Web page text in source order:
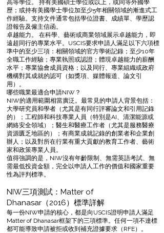
高等學位。 持有美國碩士學位或以上，或同等外國學
歷；或持有美國學士學位加至少5年相關領域的漸進式工
作經驗。支持文件通常包括學位證書、成績單、學歷認
證報告及僱主信函。
卓越能力。 在科學、藝術或商業領域展示卓越能力，即
遠超同行的專業水平。USCIS要求申請人滿足以下六項標
準中的至少三項：相關領域的官方學術記錄；至少10年
全職工作經驗；專業執照或認證；體現卓越能力的薪酬
水平；專業協會成員資格；以及同行、專業組織或政府
機構對其成就的認可（如獎項、媒體報道、論文引
用）。
哪些職業最適合申請NIW？
NIW的適用範圍相當廣泛。最常見的申請人背景包括：
大學研究員和學者（尤其是有同行評審論文和引用記錄
的）；工程師和科技專業人員（特別是AI、清潔能源或
網絡安全領域）；醫生和醫療工作者（尤其是服務醫療
資源匱乏地區的）；有商業成就記錄的創業者和企業創
辦人；以及對所在行業有重大貢獻的教育工作者、藝術
家和政策專業人員。
值得強調的是，NIW沒有年齡限制、無需英語考試、無
需最低投資金額，完全以申請人工作的價值和國家重要
性為評判標準。
NIW三項測試：Matter of
Dhanasar（2016）標準詳解
每一份NIW申請的核心，都是向USCIS證明申請人滿足
Matter of Dhanasar框架下的三項標準。任何一項不達標
都可能導致申請被拒或收到補充證據要求（RFE）。